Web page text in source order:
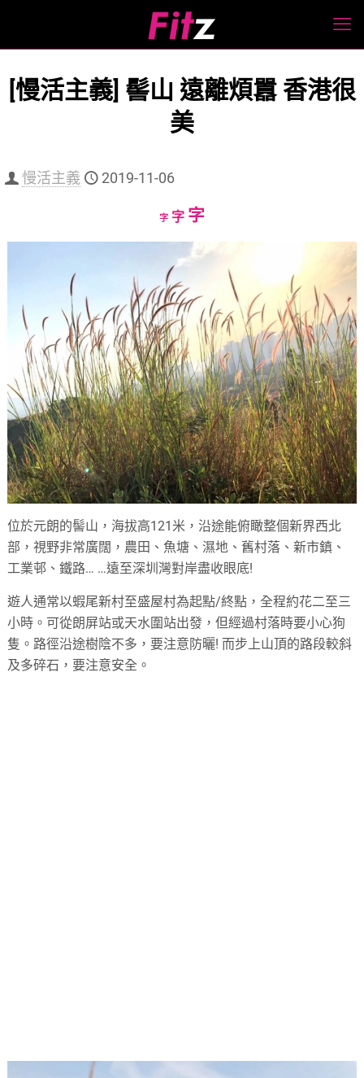
[慢活主義] 髻山 遠離煩囂 香港很
美
慢活主義 2019-11-06
字Decrease
size.
字Reset
size.
字Increase
size.
位於元朗的髻山，海拔高121米，沿途能俯瞰整個新界西北
部，視野非常廣闊，農田、魚塘、濕地、舊村落、新市鎮、
工業邨、鐵路… …遠至深圳灣對岸盡收眼底!
遊人通常以蝦尾新村至盛屋村為起點/終點，全程約花二至三
小時。可從朗屏站或天水圍站出發，但經過村落時要小心狗
隻。路徑沿途樹陰不多，要注意防曬! 而步上山頂的路段較斜
及多碎石，要注意安全。